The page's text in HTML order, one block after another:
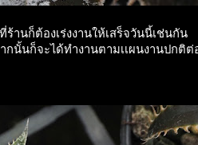
านก็ต้องเร่งงานให้เสร็จวันนี้เช่นกัน
กนั้นก็จะได้ทำงานตามเเผนงานปกติต่